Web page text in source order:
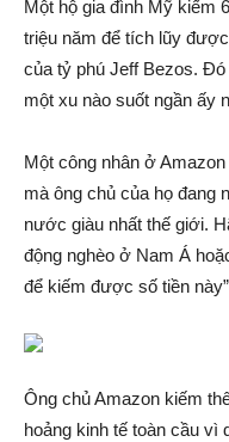
Một hộ gia đình Mỹ kiế‌m
triệu năm để tích lũy
của tỷ phú Jeff Bezos.
một xu nào suốt ngần ấy
Một công nhân ở
mà ông chủ của họ đang
nước giàu nhất thế giới.
độn‌g nghèo ở Nam Á
để kiế‌m được số tiền
Ông chủ Amazon kiế‌m
hoả‌ng kinh tế toàn cầu vì